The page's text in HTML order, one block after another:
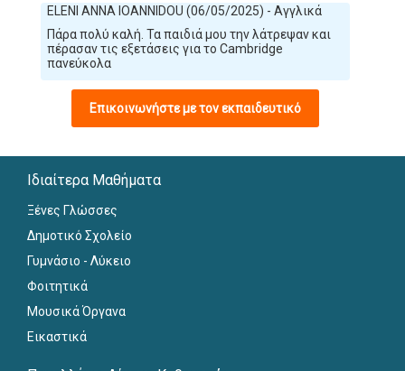
ELENI ANNA IOANNIDOU (06/05/2025) - Αγγλικά
Πάρα πολύ καλή. Τα παιδιά μου την λάτρεψαν και
πέρασαν τις εξετάσεις για το Cambridge
πανεύκολα
Επικοινωνήστε με τον εκπαιδευτικό
Ιδιαίτερα Μαθήματα
Ξένες Γλώσσες
Δημοτικό Σχολείο
Γυμνάσιο - Λύκειο
Φοιτητικά
Μουσικά Όργανα
Εικαστικά